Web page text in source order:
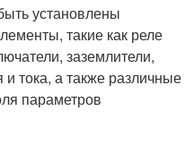
установлены
такие как реле
заземлители,
тока, а также различные
параметров